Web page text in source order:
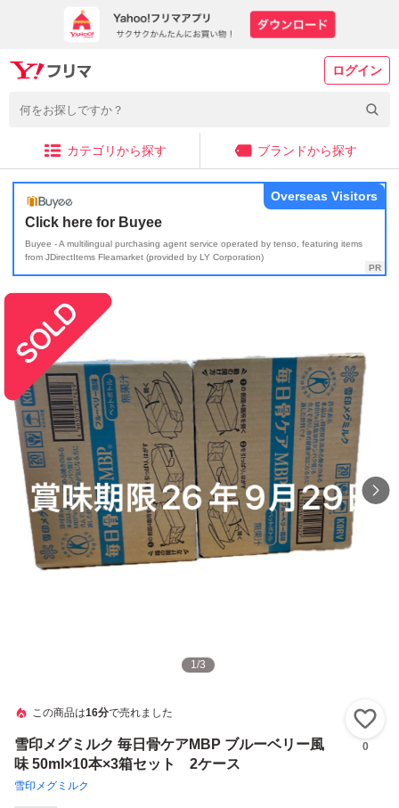
ログイン
カテゴリから探す ブランドから探す
Click here for Buyee
Buyee - A multilingual purchasing agent service operated by tenso, featuring items
from JDirectItems Fleamarket (provided by LY Corporation)
Overseas Visitors
1/3
この商品は16分で売れました
雪印メグミルク 毎日骨ケアMBP ブルーベリー風
味 50ml×10本×3箱セット 2ケース
雪印メグミルク
0